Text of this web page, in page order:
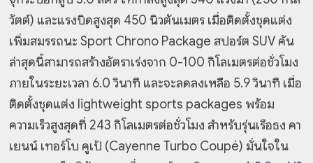
วัตต์) และแรงบิดสูงสุด 450 นิวตันเมตร เมื่อติดตั้งชุดแต่ง
เพิ่มสมรรถนะ Sport Chrono Package สปอร์ต SUV คัน
ล่าสุดนี้สามารถสร้างอัตราเร่งจาก 0-100 กิโลเมตรต่อชั่วโมง
ภายในระยะเวลา 6.0 วินาที และจะลดลงเหลือ 5.9 วินาที เมื่อ
ติดตั้งชุดแต่ง lightweight sports packages พร้อม
ความเร็วสูงสุดที่ 243 กิโลเมตรต่อชั่วโมง สำหรับรุ่นเรือธง คา
เยนน์ เทอร์โบ คูเป้ (Cayenne Turbo Coupé) มั่นใจใน